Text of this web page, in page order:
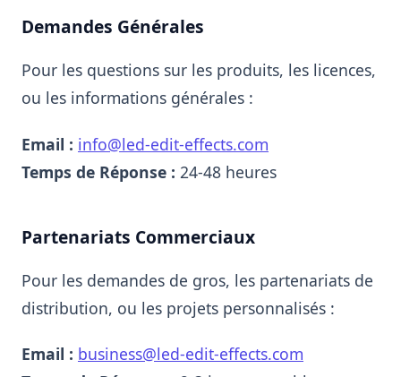
Demandes Générales
Pour les questions sur les produits, les licences,
ou les informations générales :
Email : info@led-edit-effects.com
Temps de Réponse : 24-48 heures
Partenariats Commerciaux
Pour les demandes de gros, les partenariats de
distribution, ou les projets personnalisés :
Email : business@led-edit-effects.com